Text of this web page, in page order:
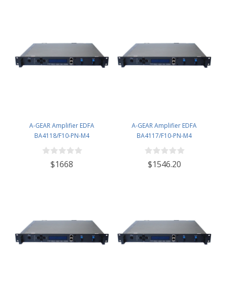
A-GEAR Amplifier EDFA
BA4118/F10-PN-M4
$1668
A-GEAR Amplifier EDFA
BA4117/F10-PN-M4
$1546.20